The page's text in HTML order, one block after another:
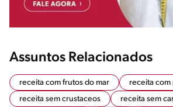
Assuntos Relacionados
receita com frutos do mar
receita com
receita sem crustaceos
receita sem